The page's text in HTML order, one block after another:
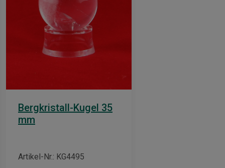
Bergkristall-Kugel 35
mm
Artikel-Nr.: KG4495